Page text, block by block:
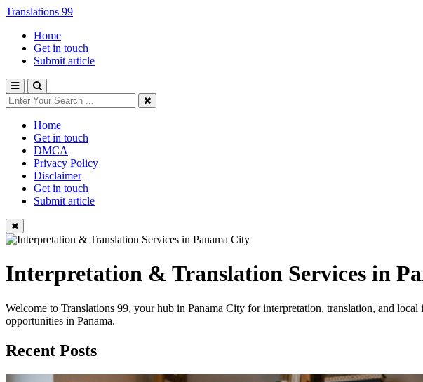
Translations 99
Home
Get in touch
Submit article
Home
Get in touch
DMCA
Privacy Policy
Disclaimer
Get in touch
Submit article
Interpretation & Translation Services in
Welcome to Translations 99, your hub in Panama City for interpretation, translation, and
opportunities in Panama.
Recent Posts